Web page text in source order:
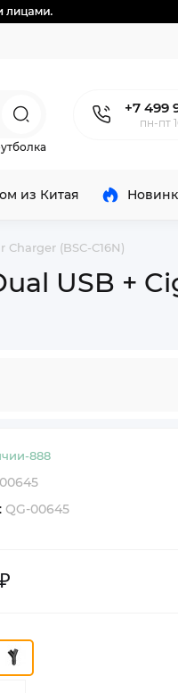
+7 499
пн-пт
из Китая
(BSC-C16N)
USB +
888
QG-00645